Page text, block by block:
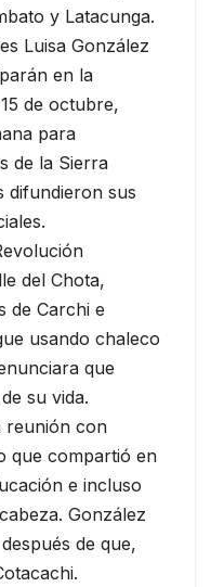
y Latacunga.
Luisa González
en la
de octubre,
para
de la Sierra
difundieron sus
del Chota,
de Carchi e
usando chaleco
que
su vida.
reunión con
que compartió en
e incluso
González
de que,